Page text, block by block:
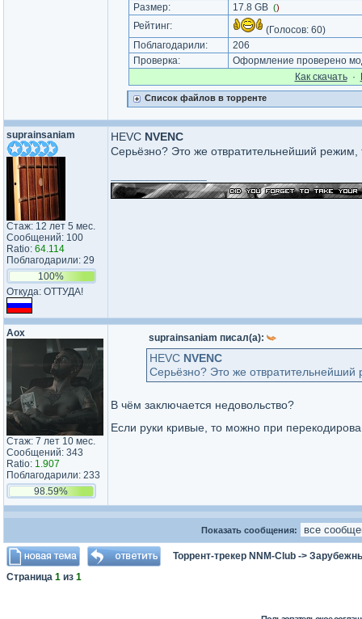
Размер:
17.8 GB ()
Рейтинг: (Голосов: 60)
Поблагодарили:
206
Проверка:
Оформление проверено
Как cкачать·
Список файлов в торренте
suprainsaniam
Стаж: 12 лет 5 мес.
Сообщений: 100
Ratio: 64.114
Поблагодарили: 29
100%
Откуда: ОТТУДА!
HEVC NVENC
Серьёзно? Это же отвратительнейший режим,
Aox
Стаж: 7 лет 10 мес.
Сообщений: 343
Ratio: 1.907
Поблагодарили: 233
98.59%
suprainsaniam писал(а):
HEVC NVENC
Серьёзно? Это же
В чём заключается недовольство?
Если руки кривые, то можно при
Показать сообщения:
Торрент-трекер NNM-Club ->
Страница 1 из 1